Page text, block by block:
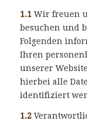
1.1Wir freuen
besuchen und
Folgenden
Ihren
unserer
hierbei alle
identifiziert
1.2